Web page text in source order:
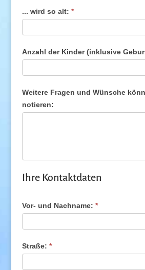
... wird so alt: *
Anzahl der Kinder (inklusive
Weitere Fragen und Wünsche
notieren:
Ihre Kontaktdaten
Vor- und Nachname: *
Straße: *